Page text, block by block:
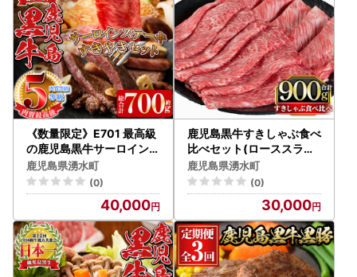
《数量限定》E701 最高級
の鹿児島黒牛サーロインス
テーキ(2枚)・すきやきセ
ット(総合計700g) 国産 九
州産 鹿児島県産 牛肉 黒牛
黒毛和牛 和牛 ステーキ サ
ーロイン リブロース スラ
イス しゃぶしゃぶ すき焼
き【湧水町JAあいら】_y1
91
鹿児島県湧水町
(0)
40,000
鹿児島黒牛すきしゃぶ食べ
比べセット(ローススライ
ス400g・モモもしくはカ
タスライス500g) 国産 九
州産 牛肉 黒牛 黒毛和牛 焼
き肉 すき焼き しゃぶしゃ
ぶ 肩ロース【さつま屋産
業】_y425
鹿児島県湧水町
(0)
30,000